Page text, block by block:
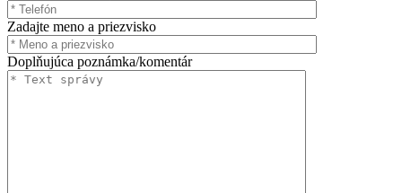
Zadajte meno a priezvisko
Doplňujúca poznámka/komentár